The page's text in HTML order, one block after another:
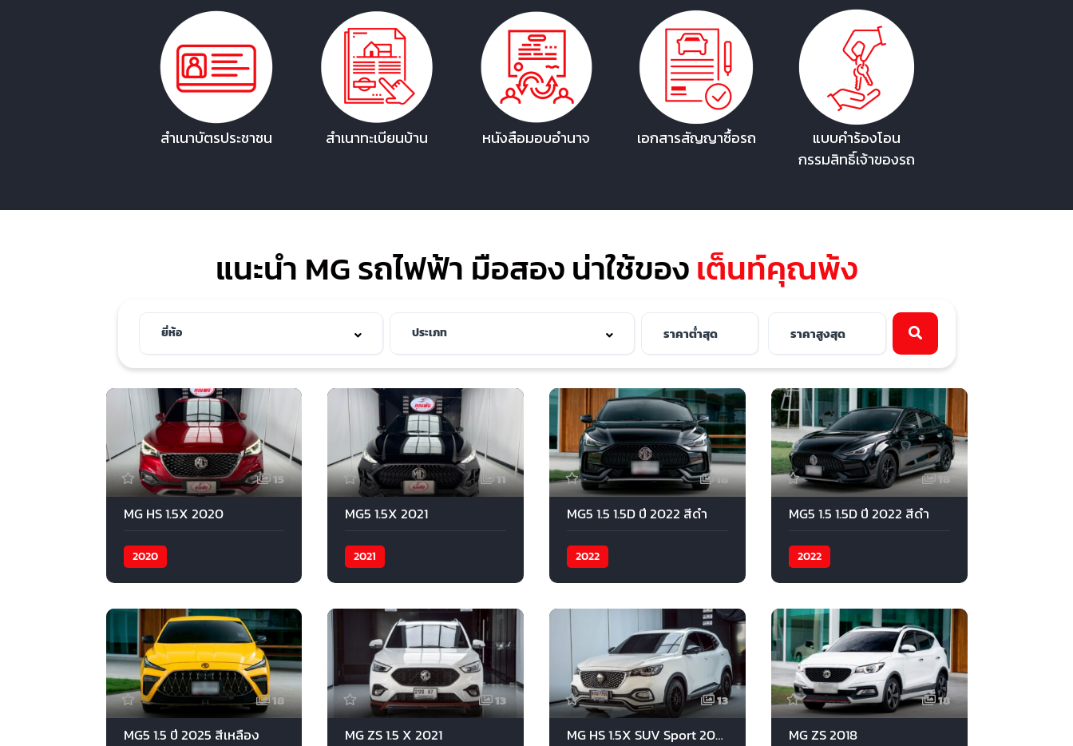
สำเนาบัตรประชาชน สำเนาทะเบียนบ้าน หนังสือมอบอำนาจ เอกสารสัญญาซื้อรถ
แบบคำร้องโอน
กรรมสิทธิ์เจ้าของรถ
แนะนำ MG รถไฟฟ้า มือสอง น่าใช้ของเต็นท์คุณพ้ง
15
MG HS 1.5X 2020
2020
11
MG5 1.5X 2021
2021
18
MG5 1.5 1.5D ปี 2022 สีดำ
2022
18
MG5 1.5 1.5D ปี 2022 สีดำ
2022
18
MG5 1.5 ปี 2025 สีเหลือง
13
MG ZS 1.5 X 2021
13
MG HS 1.5X SUV Sport 2020
18
MG ZS 2018